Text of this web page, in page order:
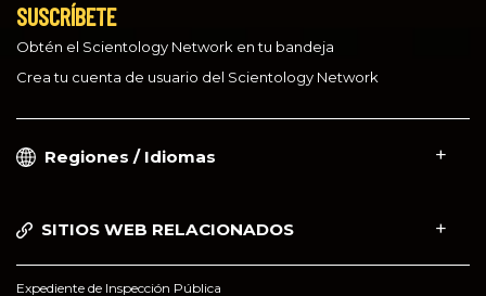
SUSCRÍBETE
Obtén el Scientology Network en tu bandeja
Crea tu cuenta de usuario del Scientology Network
Regiones / Idiomas
SITIOS WEB RELACIONADOS
Expediente de Inspección Pública